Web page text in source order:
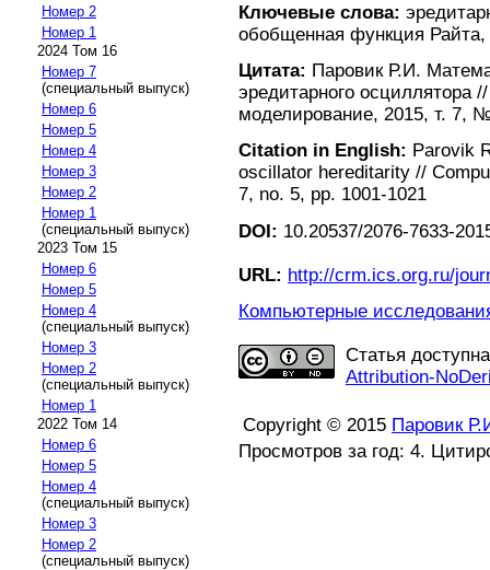
Номер 2
Номер 1
2024 Том 16
Номер 7
(специальный выпуск)
Номер 6
Номер 5
Номер 4
Номер 3
Номер 2
Номер 1
(специальный выпуск)
2023 Том 15
Номер 6
Номер 5
Номер 4
(специальный выпуск)
Номер 3
Номер 2
(специальный выпуск)
Номер 1
2022 Том 14
Номер 6
Номер 5
Номер 4
(специальный выпуск)
Номер 3
Номер 2
(специальный выпуск)
Ключевые слова:
обобщенная функция Райта,
Цитата: Паровик Р.И.
эредитарного осциллятора
моделирование, 2015, т. 7,
Citation in English: Parovik
oscillator hereditarity //
7, no. 5, pp. 1001-1021
DOI: 10.20537/2076-7633-
URL: http://crm.ics.org.ru/
Компьютерные
Статья
Attribution-
Copyright © 2015 Паровик
Просмотров за год: 4.